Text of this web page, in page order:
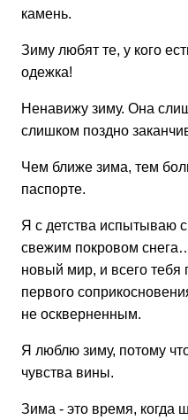
камень.
Зиму любят те, у кого
одежка!
Ненавижу зиму. Она
слишком поздно
Чем ближе зима, тем
паспорте.
Я с детства испытываю
свежим покровом
новый мир, и всего тебя
первого
не оскверненным.
Я люблю зиму, потому
чувства вины.
Зима - это время, когда